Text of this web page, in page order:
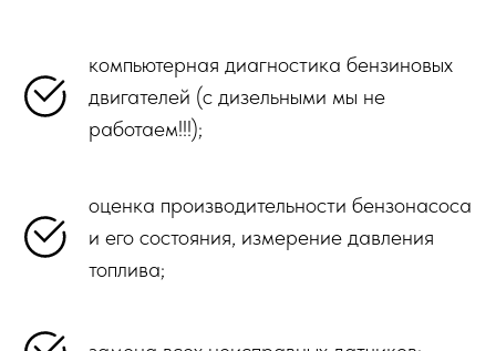
компьютерная диагностика бензиновых
двигателей (с дизельными мы не
работаем!!!);
оценка производительности бензонасоса
и его состояния, измерение давления
топлива;